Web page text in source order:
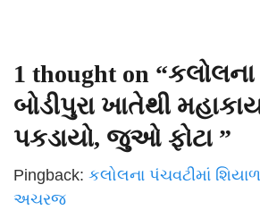
1 thought on “કલોલના
બોડીપુરા ખાતેથી
પકડાયો, જુઓ ફોટા ”
Pingback: કલોલના પંચવટીમાં
અચરજ